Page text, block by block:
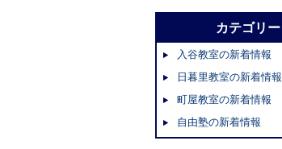
カテゴリー
入谷教室の新着情報
日暮里教室の新着情報
町屋教室の新着情報
自由塾の新着情報